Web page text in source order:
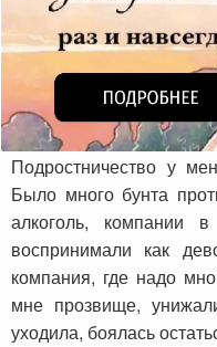
Подростничество у
Было много бунта
алкоголь, компании
воспринимали как
компания, где надо
мне прозвище,
уходила, боялась